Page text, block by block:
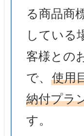
る商品商
している
客様との
で、 使用
納付プラ
す。